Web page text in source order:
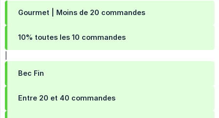
Gourmet | Moins de 20 commandes
10% toutes les 10 commandes
Bec Fin
Entre 20 et 40 commandes